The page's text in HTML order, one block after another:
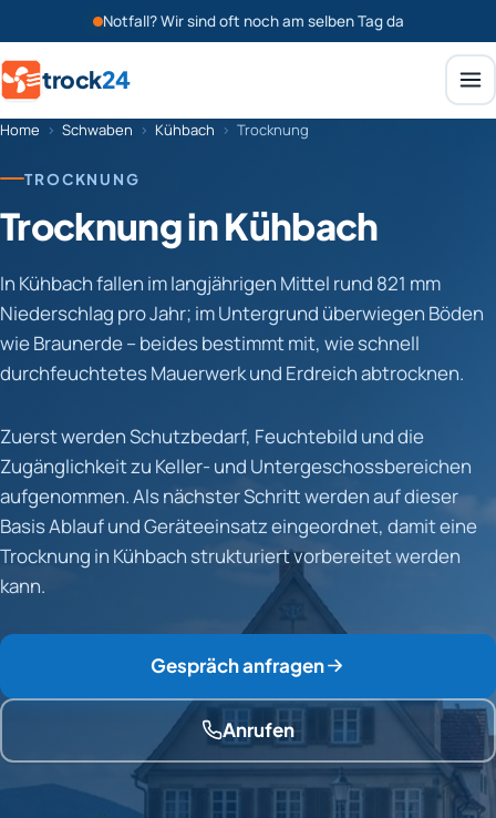
Notfall? Wir sind oft noch am selben Tag da
trock24
Home › Schwaben › Kühbach › Trocknung
TROCKNUNG
Trocknung in Kühbach
In Kühbach fallen im langjährigen Mittel rund 821 mm
Niederschlag pro Jahr; im Untergrund überwiegen Böden
wie Braunerde – beides bestimmt mit, wie schnell
durchfeuchtetes Mauerwerk und Erdreich abtrocknen.
Zuerst werden Schutzbedarf, Feuchtebild und die
Zugänglichkeit zu Keller- und Untergeschossbereichen
aufgenommen. Als nächster Schritt werden auf dieser
Basis Ablauf und Geräteeinsatz eingeordnet, damit eine
Trocknung in Kühbach strukturiert vorbereitet werden
kann.
Gespräch anfragen
Anrufen